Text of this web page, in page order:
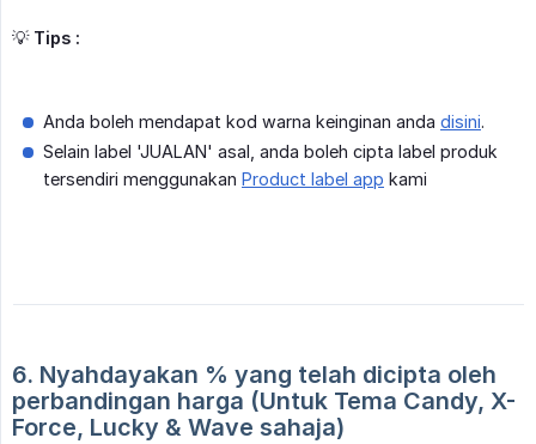
💡 Tips :
Anda boleh mendapat kod warna keinginan anda disini.
Selain label 'JUALAN' asal, anda boleh cipta label produk
tersendiri menggunakan Product label app kami
6. Nyahdayakan % yang telah dicipta oleh
perbandingan harga (Untuk Tema Candy, X-
Force, Lucky & Wave sahaja)